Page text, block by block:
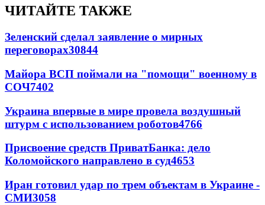
ЧИТАЙТЕ ТАКЖЕ
Зеленский сделал заявление о мирных
переговорах30844
Майора ВСП поймали на "помощи" военному в
СОЧ7402
Украина впервые в мире провела воздушный
штурм с использованием роботов4766
Присвоение средств ПриватБанка: дело
Коломойского направлено в суд4653
Иран готовил удар по трем объектам в Украине -
СМИ3058